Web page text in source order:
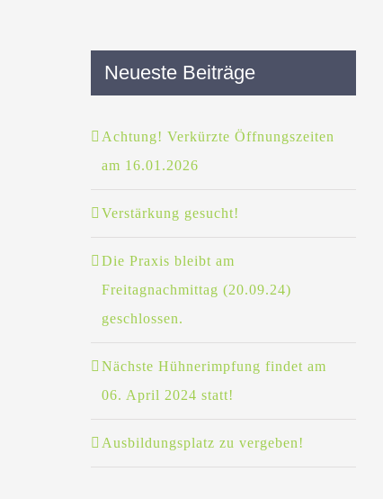
Neueste Beiträge
Achtung! Verkürzte Öffnungszeiten
am 16.01.2026
Verstärkung gesucht!
Die Praxis bleibt am
Freitagnachmittag (20.09.24)
geschlossen.
Nächste Hühnerimpfung findet am
06. April 2024 statt!
Ausbildungsplatz zu vergeben!